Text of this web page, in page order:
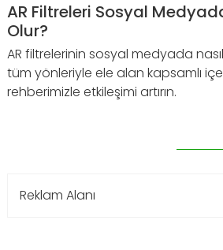
AR Filtreleri Sosyal
Olur?
AR filtrelerinin sosyal medyada
tüm yönleriyle ele alan kapsamlı
rehberimizle etkileşimi artırın.
Reklam Alanı